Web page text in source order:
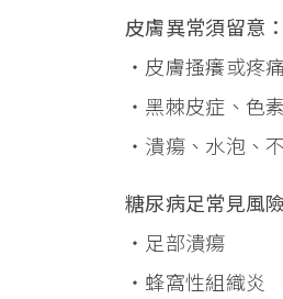
皮膚異常須留意：
・皮膚搔癢或疼
・黑棘皮症、色
・潰瘍、水泡、
糖尿病足常見風
・足部潰瘍
・蜂窩性組織炎